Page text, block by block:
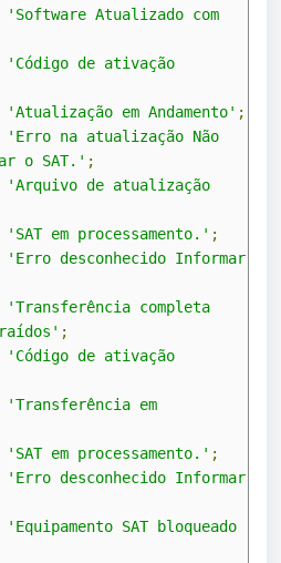
'Software Atualizado com
'Código de ativação
'Atualização em Andamento' ;
'Erro na atualização Não
o SAT.' ;
'Arquivo de atualização
'SAT em processamento.' ;
'Erro desconhecido Informar
'Transferência completa
;
'Código de ativação
'Transferência em
'SAT em processamento.' ;
'Erro desconhecido Informar
'Equipamento SAT bloqueado